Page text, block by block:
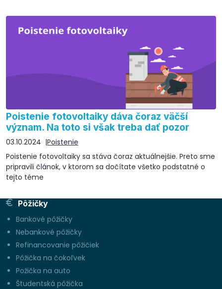
Poistenie fotovoltaiky dáva čoraz väčší
význam. Na toto si však treba dať pozor
03.10.2024
Poistenie
Poistenie fotovoltaiky sa stáva čoraz aktuálnejšie. Preto sme
pripravili článok, v ktorom sa dočítate všetko podstatné o
tejto téme
Pôžičky
Bankové pôžičky
Nebankové pôžičky
Refinancovanie pôžičiek
Pôžička na čokoľvek
Požička na auto
Študentská pôžička